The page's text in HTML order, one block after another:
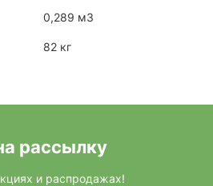
0,289 м3
82 кг
рассылку
и распродажах!